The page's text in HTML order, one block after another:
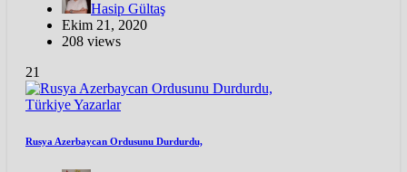
Hasip Gültaş
Ekim 21, 2020
208 views
21
TürkiyeYazarlar
Rusya Azerbaycan Ordusunu Durdurdu,